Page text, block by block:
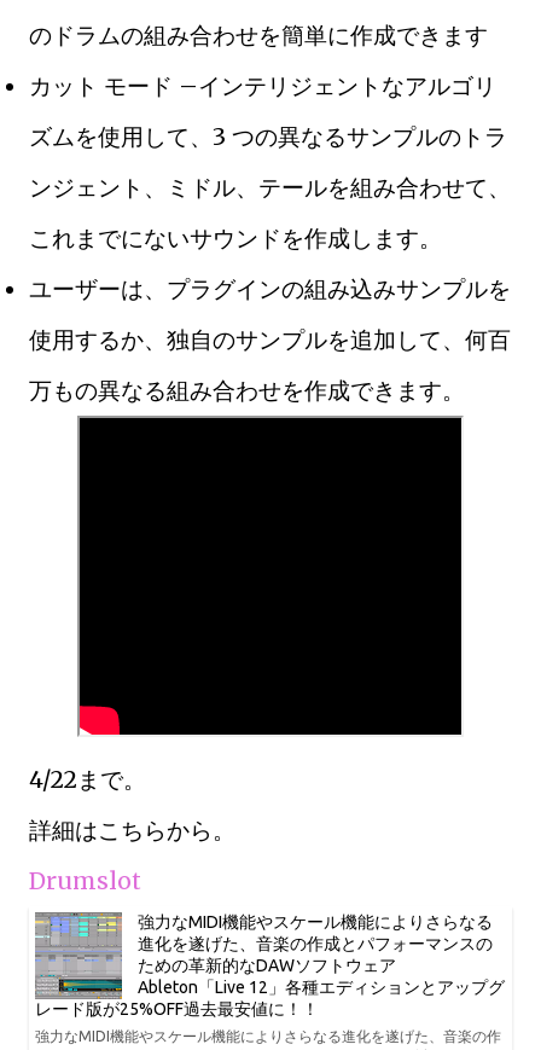
のドラムの組み合わせを簡単に作成できます
カット モード –インテリジェントなアルゴリ
ズムを使用して、3 つの異なるサンプルのトラ
ンジェント、ミドル、テールを組み合わせて、
これまでにないサウンドを作成します。
ユーザーは、プラグインの組み込みサンプルを
使用するか、独自のサンプルを追加して、何百
万もの異なる組み合わせを作成できます。
4/22まで。
詳細はこちらから。
Drumslot
強力なMIDI機能やスケール機能によりさらなる
進化を遂げた、音楽の作成とパフォーマンスの
ための革新的なDAWソフトウェア
Ableton「Live 12」各種エディションとアップグ
レード版が25%OFF過去最安値に！！
強力なMIDI機能やスケール機能によりさらなる進化を遂げた、音楽の作